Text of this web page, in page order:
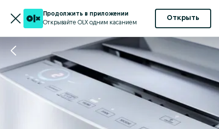
Продолжить в приложении
Открывайте OLX одним касанием
Открыть